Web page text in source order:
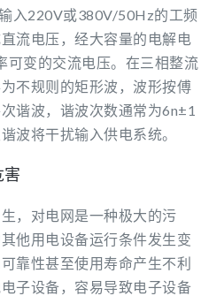
入220V或380V/50Hz的工频
流电压，经大容量的电解电
可变的交流电压。在三相整流
不规则的矩形波，波形按傅
谐波，谐波次数通常为6n±1
波将干扰输入供电系统。
，对电网是一种极大的污
他用电设备运行条件发生变
靠性甚至使用寿命产生不利
子设备，容易导致电子设备